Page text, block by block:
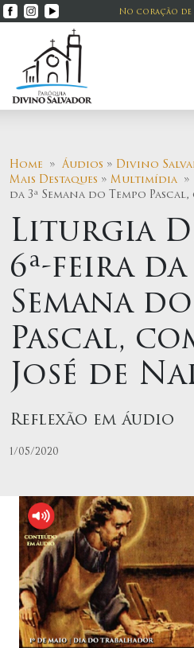
No coração de
Home » Áudios » Divino
Mais Destaques » Multimídia »
da 3ª Semana do Tempo
Liturgia
6ª-feira da
Semana
Pascal,
José de
Reflexão em áudio
1/05/2020